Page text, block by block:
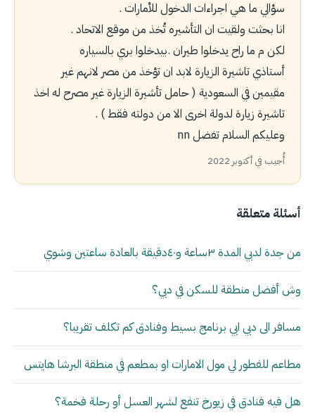
سؤالي ما هي اجراءات الدخول للأمارات .
انا بحثت ولقيت ان التأشيره تُخذ من موقع الاتحاد .
لكن م ما راح يدخلوا طيران .بيدخلوا بري بالسياره
أستاذي تاشيرة الزيارة لابد ان تؤخذ من مصر لانهم غير
مقيمين في السعودية ( حامل تأشيرة الزيارة غير مصرح له اخذ
تاشيرة زيارة لدولة اخرى الا من دولته فقط ) .
وعليكم السلام تفضل nn
أُجيب في أكتوبر 2022
أسئلة متعلقة
من جدة لدبي المدة ٣ساعة و٤٠دقيقة بالعادة ساعتين وشوي
وش أفضل منطقة للسكن في دبي؟
مسافر الى دبي ابي برنامج بسيط وفنادق كم تكلف تقريبا؟
مطاعم للفطور لي مول الامارات او بمطعم في منطقة البرشا هايتس
هل فيه فنادق في زيورخ تنفع لشهر العسل أو رحلة فخمة؟